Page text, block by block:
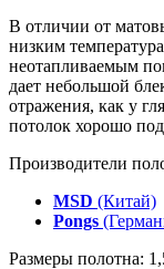
В отличии от
низким
неотапливаемым
дает небольшой
отражения, как у
потолок хорошо
Производители
MSD (Китай)
Pongs
Размеры полотна: